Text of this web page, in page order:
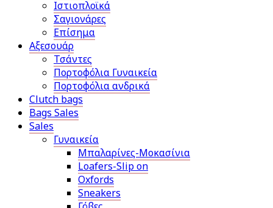
Ιστιοπλοϊκά
Σαγιονάρες
Επίσημα
Αξεσουάρ
Τσάντες
Πορτοφόλια Γυναικεία
Πορτοφόλια ανδρικά
Clutch bags
Bags Sales
Sales
Γυναικεία
Μπαλαρίνες-Μοκασίνια
Loafers-Slip on
Oxfords
Sneakers